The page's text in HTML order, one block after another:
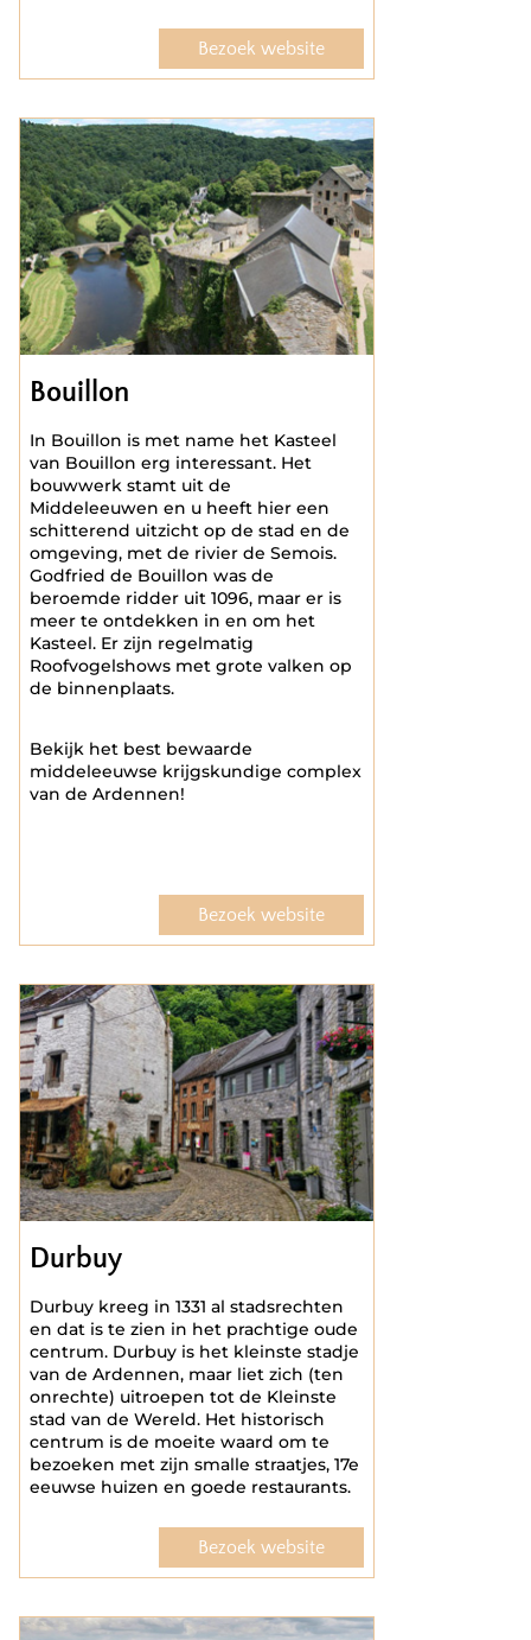
Bezoek website
Bouillon
In Bouillon is met name het Kasteel
van Bouillon erg interessant. Het
bouwwerk stamt uit de
Middeleeuwen en u heeft hier een
schitterend uitzicht op de stad en de
omgeving, met de rivier de Semois.
Godfried de Bouillon was de
beroemde ridder uit 1096, maar er is
meer te ontdekken in en om het
Kasteel. Er zijn regelmatig
Roofvogelshows met grote valken op
de binnenplaats.
Bekijk het best bewaarde
middeleeuwse krijgskundige complex
van de Ardennen!
Bezoek website
Durbuy
Durbuy kreeg in 1331 al stadsrechten
en dat is te zien in het prachtige oude
centrum. Durbuy is het kleinste stadje
van de Ardennen, maar liet zich (ten
onrechte) uitroepen tot de Kleinste
stad van de Wereld. Het historisch
centrum is de moeite waard om te
bezoeken met zijn smalle straatjes, 17e
eeuwse huizen en goede restaurants.
Bezoek website